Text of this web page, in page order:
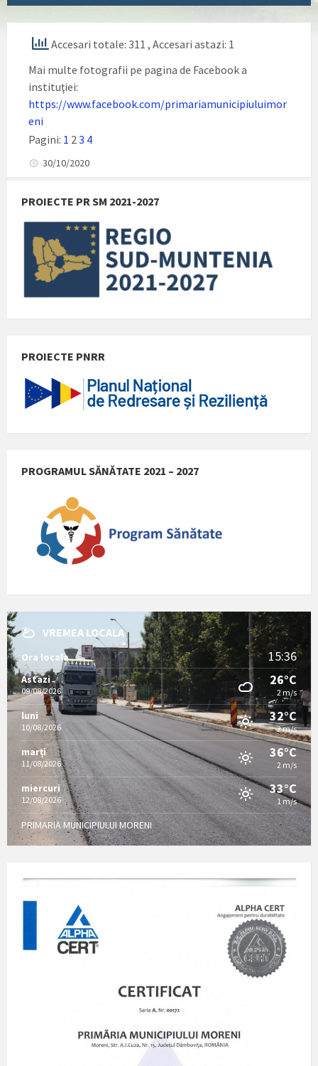
Accesari totale: 311 , Accesari astazi: 1
Mai multe fotografii pe pagina de Facebook a
instituţiei:
https://www.facebook.com/primariamunicipiuluimor
eni
Pagini: 1 2 3 4
30/10/2020
PROIECTE PR SM 2021-2027
PROIECTE PNRR
PROGRAMUL SĂNĂTATE 2021 – 2027
VREMEA LOCALA
Ora locala 15:36
Astazi
09/08/2026
26°C
2 m/s
luni
10/08/2026
32°C
2 m/s
marți
11/08/2026
36°C
2 m/s
miercuri
12/08/2026
33°C
1 m/s
PRIMARIA MUNICIPIULUI MORENI